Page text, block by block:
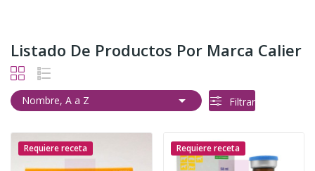
Listado De Productos Por Marca Calier
Nombre, A a Z  Filtrar
Requiere receta Requiere receta